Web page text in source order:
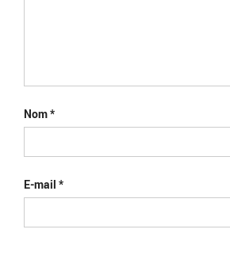
Nom*
E-mail *